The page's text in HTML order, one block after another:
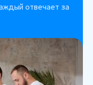
отвечает за